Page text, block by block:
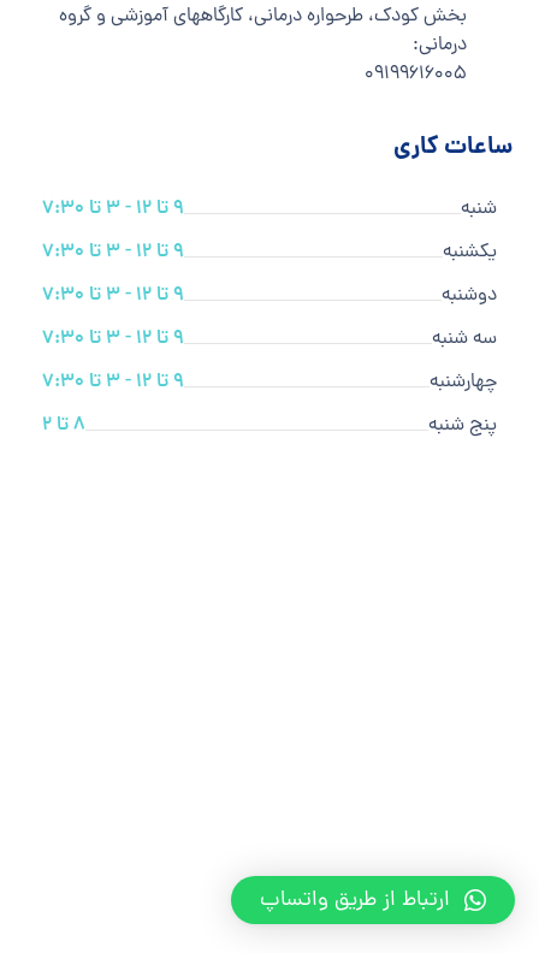
بخش کودک، طرحواره درمانی، کارگاههای آموزشی و گروه
درمانی:
۰۹۱۹۹۶۱۶۰۰۵
ساعات کاری
شنبه
9 تا 12 - 3 تا 7:30
یکشنبه
9 تا 12 - 3 تا 7:30
دوشنبه
9 تا 12 - 3 تا 7:30
سه شنبه
9 تا 12 - 3 تا 7:30
چهارشنبه
9 تا 12 - 3 تا 7:30
پنج شنبه
8 تا 2
ارتباط از طریق واتساپ